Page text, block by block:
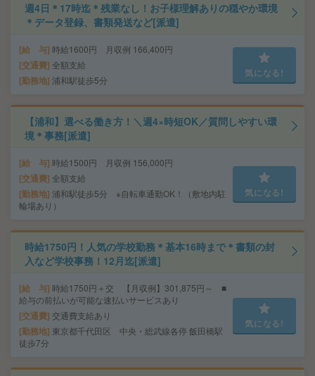
週4日＊17時迄＊残業なし！お子様理解ありの穏やか環境
＊データ登録、書類発送など[派遣]
給 与 時給1600円 月収例 166,400円
交通費 全額支給
勤務地 浦和駅徒歩5分
気になる!
【浦和】選べる働き方！＼週4×時短OK／質問しやすい環
境＊事務[派遣]
給 与 時給1500円 月収例 156,000円
交通費 全額支給
勤務地 浦和駅徒歩5分 ※自転車通勤OK！（敷地内駐
輪場あり）
気になる!
時給1750円！人気の学校勤務＊基本16時まで＊書類の封
入など学校事務！12月迄[派遣]
給 与 時給1750円＋交 【月収例】301,875円～ ■
給与の前払いが可能な速払いサービスあり
交通費 交通費支給あり
勤務地 東京都千代田区 中央・総武線各停 飯田橋駅
徒歩7分
気になる!